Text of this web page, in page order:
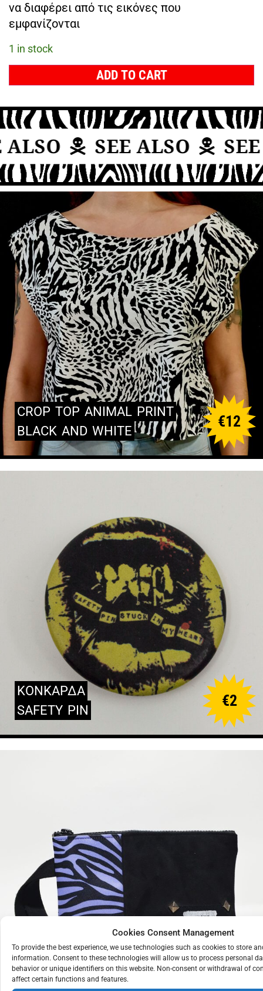
Cookies Consent Management
To provide the best experience, we use technologies such as cookies to store
information. Consent to these technologies will allow us to process personal
behavior or unique identifiers on this website. Non-consent or withdrawal of
affect certain functions and features.
να διαφέρει από τις εικόνες που
εμφανίζονται
1 in stock
ADD TO CART
SEE ALSO SEE
CROP TOP ANIMAL PRINT
BLACK AND WHITE
€12
ΚΟΝΚΑΡΔΑ
SAFETY PIN
€2
ΤΣΑΝΤΑΚΙ ΖΕΒΡΕ ΜΩΒ